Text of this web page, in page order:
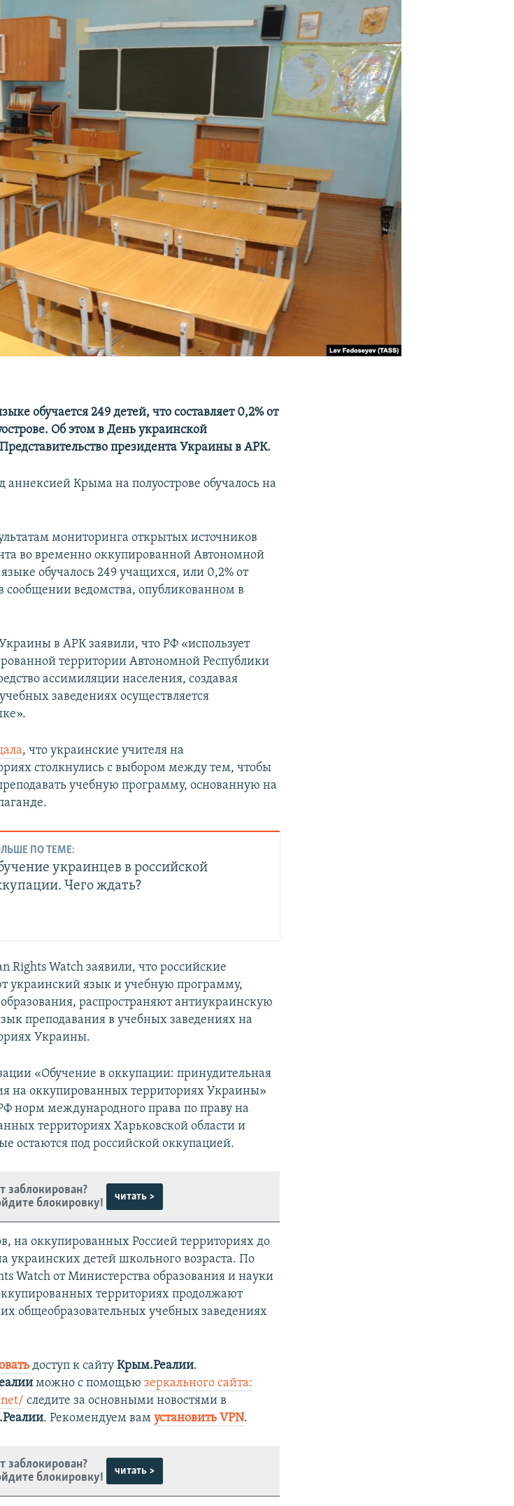
обучается 249 детей, что составляет 0,2% от
Об этом в День украинской
президента Украины в АРК.
аннексией Крыма на полуострове обучалось на
мониторинга открытых источников
во временно оккупированной Автономной
обучалось 249 учащихся, или 0,2% от
сообщении ведомства, опубликованном в
в АРК заявили, что РФ «использует
территории Автономной Республики
ассимиляции населения, создавая
заведениях осуществляется
, что украинские учителя на
столкнулись с выбором между тем, чтобы
учебную программу, основанную на
ПО ТЕМЕ:
украинцев в российской
Чего ждать?
Watch заявили, что российские
украинский язык и учебную программу,
распространяют антиукраинскую
преподавания в учебных заведениях на
Украины.
«Обучение в оккупации: принудительная
на оккупированных территориях Украины»
норм международного права по праву на
территориях Харьковской области и
остаются под российской оккупацией.
заблокирован?
блокировку!
читать >
на оккупированных Россией территориях до
украинских детей школьного возраста. По
Watch от Министерства образования и науки
территориях продолжают
общеобразовательных учебных заведениях
доступ к сайтуКрым.Реалии.
можно с помощьюзеркального сайта:
следите за основными новостями в
. Рекомендуем вамустановить VPN.
заблокирован?
блокировку!
читать >